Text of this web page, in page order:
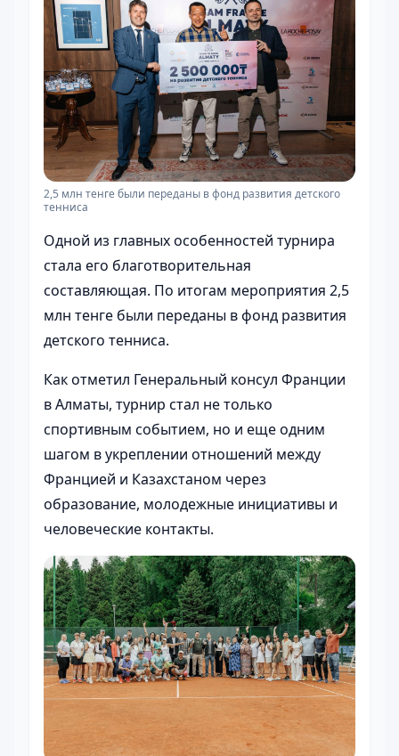
2,5 млн тенге были переданы в фонд развития детского
тенниса
Одной из главных особенностей турнира
стала его благотворительная
составляющая. По итогам мероприятия 2,5
млн тенге были переданы в фонд развития
детского тенниса.
Как отметил Генеральный консул Франции
в Алматы, турнир стал не только
спортивным событием, но и еще одним
шагом в укреплении отношений между
Францией и Казахстаном через
образование, молодежные инициативы и
человеческие контакты.